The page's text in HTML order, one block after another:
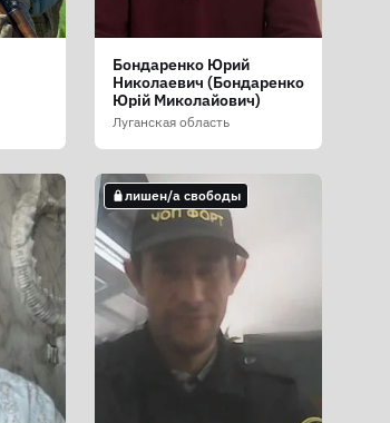
Бондаренко Юрий
Николаевич (Бондаренко
Юрій Миколайович)
Луганская область
лишен/а свободы